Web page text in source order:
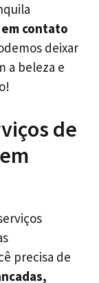
contato
deixar
a beleza e
de
precisa de